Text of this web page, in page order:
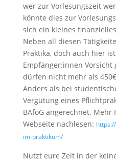
wer zur Vorlesungszeit
könnte dies zur
sich ein kleines
Neben all diesen
Praktika, doch auch hier
Empfänger:innen Vorsicht
dürfen nicht mehr als
Anders als bei
Vergütung eines
BAföG angerechnet.
Webseite nachlesen:
im-praktikum/
Nutzt eure Zeit in der